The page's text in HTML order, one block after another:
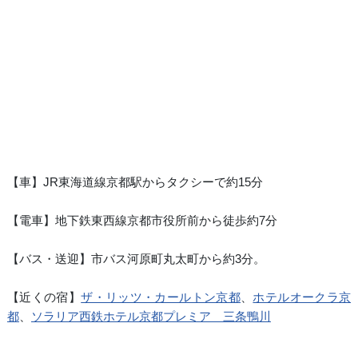
【車】JR東海道線京都駅からタクシーで約15分
【電車】地下鉄東西線京都市役所前から徒歩約7分
【バス・送迎】市バス河原町丸太町から約3分。
【近くの宿】ザ・リッツ・カールトン京都
ホテルオークラ京
都、 ソラリア西鉄ホテル京都プレミア 三条鴨川